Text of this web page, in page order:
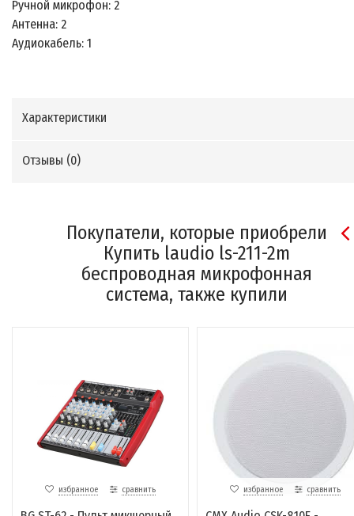
Ручной микрофон: 2
Антенна: 2
Аудиокабель: 1
Характеристики
Отзывы (0)
Покупатели, которые приобрели
Купить laudio ls-211-2m
беспроводная микрофонная
система, также купили
избранное сравнить избранное сравнить